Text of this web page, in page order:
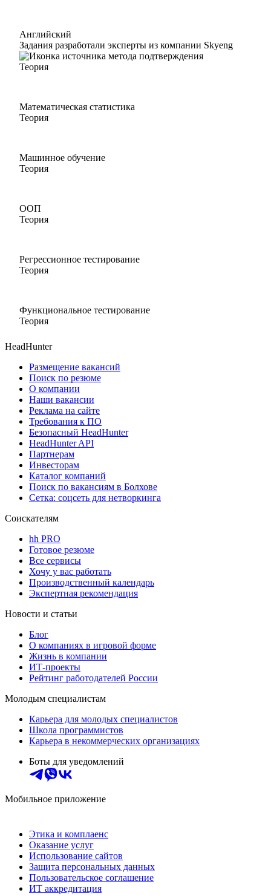
Английский
Задания разработали эксперты из компании Skyeng
Теория
Математическая статистика
Теория
Машинное обучение
Теория
ООП
Теория
Регрессионное тестирование
Теория
Функциональное тестирование
Теория
HeadHunter
Размещение вакансий
Поиск по резюме
О компании
Наши вакансии
Реклама на сайте
Требования к ПО
Безопасный HeadHunter
HeadHunter API
Партнерам
Инвесторам
Каталог компаний
Поиск по вакансиям в Болхове
Сетка: соцсеть для нетворкинга
Соискателям
hh PRO
Готовое резюме
Все сервисы
Хочу у вас работать
Производственный календарь
Экспертная рекомендация
Новости и статьи
Блог
О компаниях в игровой форме
Жизнь в компании
ИТ-проекты
Рейтинг работодателей России
Молодым специалистам
Карьера для молодых специалистов
Школа программистов
Карьера в некоммерческих организациях
Боты для уведомлений
Мобильное приложение
Этика и комплаенс
Оказание услуг
Использование сайтов
Защита персональных данных
Пользовательское соглашение
ИТ аккредитация